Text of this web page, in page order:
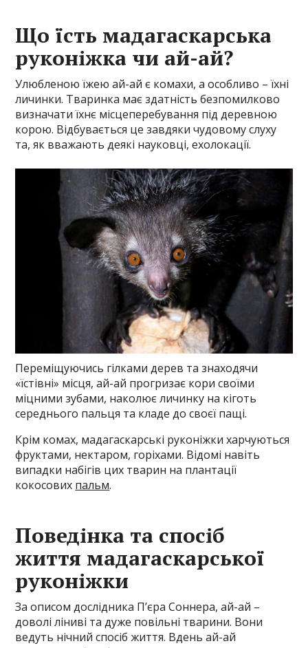
Що їсть мадагаскарська
руконіжка чи ай-ай?
Улюбленою їжею ай-ай є комахи, а особливо – їхні
личинки. Тваринка має здатність безпомилково
визначати їхнє місцеперебування під деревною
корою. Відбувається це завдяки чудовому слуху
та, як вважають деякі науковці, ехолокації.
Переміщуючись гілками дерев та знаходячи
«їстівні» місця, ай-ай прогризає кори своїми
міцними зубами, наколює личинку на кіготь
середнього пальця та кладе до своєї пащі.
Крім комах, мадагаскарські руконіжки харчуються
фруктами, нектаром, горіхами. Відомі навіть
випадки набігів цих тварин на плантації
кокосових пальм.
Поведінка та спосіб
життя мадагаскарської
руконіжки
За описом дослідника П’єра Соннера, ай-ай –
доволі ліниві та дуже повільні тварини. Вони
ведуть нічний спосіб життя. Вдень ай-ай